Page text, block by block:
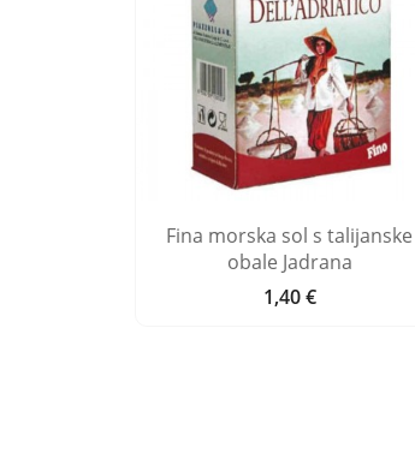
Fina morska sol s talijanske
obale Jadrana
Cijena
1,40 €